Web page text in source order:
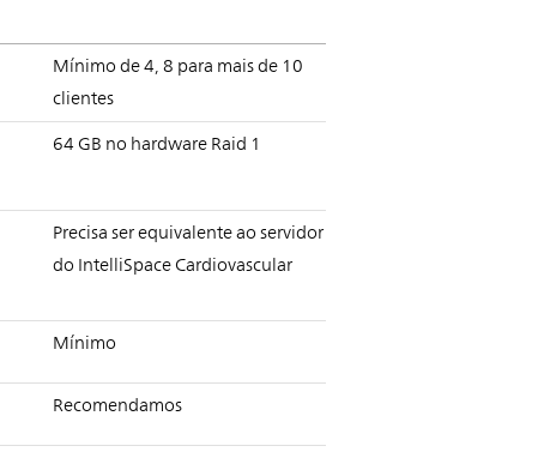
Mínimo de 4, 8 para mais de 10
clientes
64 GB no hardware Raid 1
Precisa ser equivalente ao servidor
do IntelliSpace Cardiovascular
Mínimo
Recomendamos